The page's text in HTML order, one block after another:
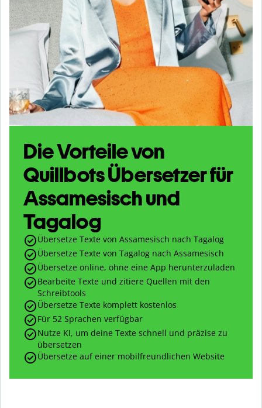
Die Vorteile von
Quillbots Übersetzer für
Assamesisch und
Tagalog
Übersetze Texte von Assamesisch nach Tagalog
Übersetze Texte von Tagalog nach Assamesisch
Übersetze online, ohne eine App herunterzuladen
Bearbeite Texte und zitiere Quellen mit den
Schreibtools
Übersetze Texte komplett kostenlos
Für 52 Sprachen verfügbar
Nutze KI, um deine Texte schnell und präzise zu
übersetzen
Übersetze auf einer mobilfreundlichen Website